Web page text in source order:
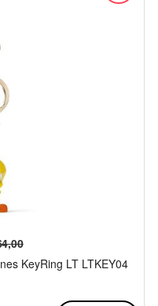
KeyRing LT LTKEY04